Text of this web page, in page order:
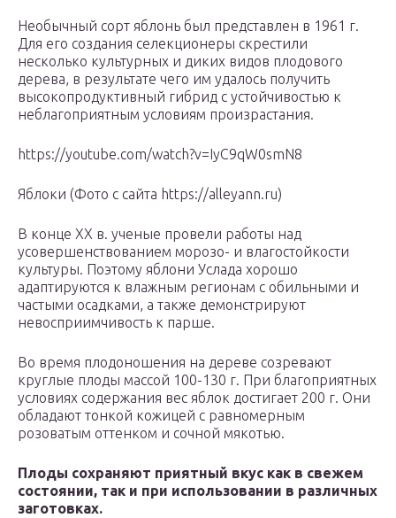
Необычный сорт яблонь был представлен в 1961 г.
Для его создания селекционеры скрестили
несколько культурных и диких видов плодового
дерева, в результате чего им удалось получить
высокопродуктивный гибрид с устойчивостью к
неблагоприятным условиям произрастания.
https://youtube.com/watch?v=IyC9qW0smN8
Яблоки (Фото с сайта https://alleyann.ru)
В конце XX в. ученые провели работы над
усовершенствованием морозо- и влагостойкости
культуры. Поэтому яблони Услада хорошо
адаптируются к влажным регионам с обильными и
частыми осадками, а также демонстрируют
невосприимчивость к парше.
Во время плодоношения на дереве созревают
круглые плоды массой 100-130 г. При благоприятных
условиях содержания вес яблок достигает 200 г. Они
обладают тонкой кожицей с равномерным
розоватым оттенком и сочной мякотью.
Плоды сохраняют приятный вкус как в свежем
состоянии, так и при использовании в различных
заготовках.